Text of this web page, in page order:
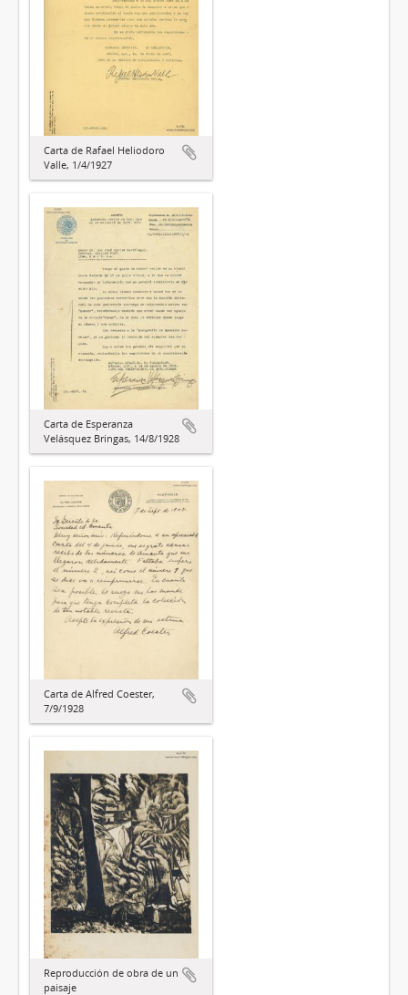
Carta de Rafael Heliodoro
Valle, 1/4/1927
Carta de Esperanza
Velásquez Bringas, 14/8/1928
Carta de Alfred Coester,
7/9/1928
Reproducción de obra de un
paisaje